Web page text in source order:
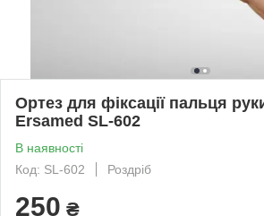
Ортез для фіксації пальця
Ersamed SL-602
В наявності
Код: SL-602
Роздріб
250 ₴